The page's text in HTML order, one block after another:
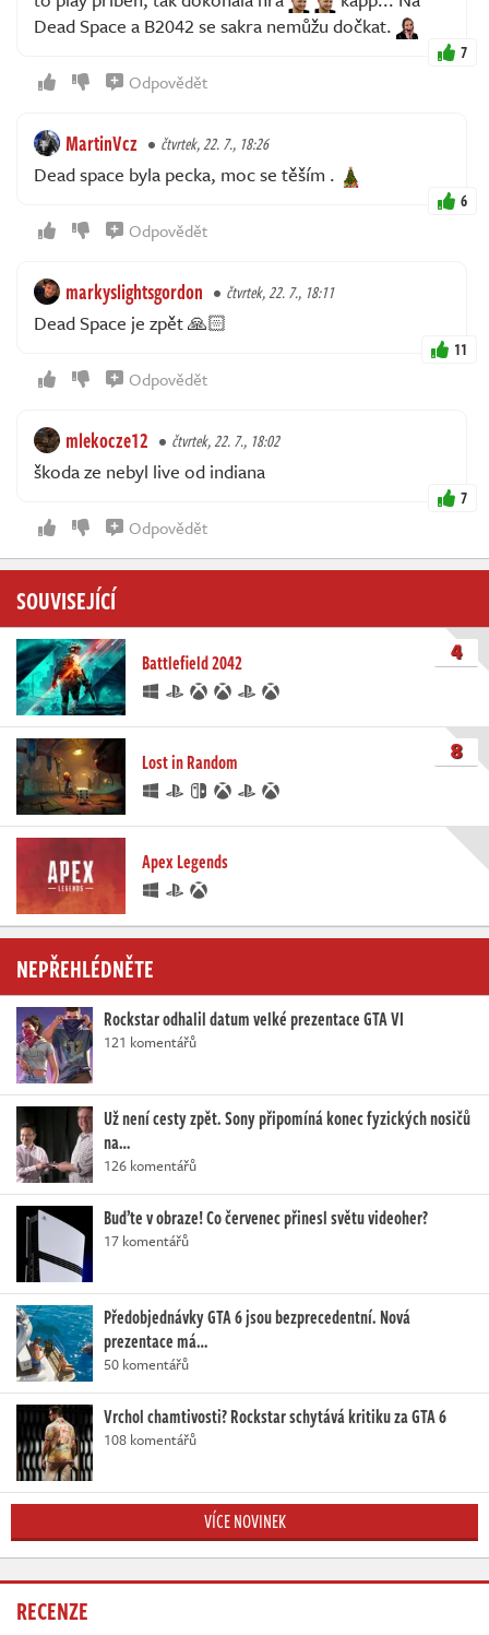
Dead Space a B2042 se sakra nemůžu dočkat.
7
Odpovědět
MartinVcz čtvrtek, 22. 7., 18:26
Dead space byla pecka, moc se těším .
6
Odpovědět
markyslightsgordon čtvrtek, 22. 7., 18:11
Dead Space je zpět 🙏🏻
11
Odpovědět
mlekocze12 čtvrtek, 22. 7., 18:02
škoda ze nebyl live od indiana
7
Odpovědět
SOUVISEJÍCÍ
Battlefield 2042 4
Lost in Random 8
Apex Legends
NEPŘEHLÉDNĚTE
Rockstar odhalil datum velké prezentace GTA VI
121 komentářů
Už není cesty zpět. Sony připomíná konec fyzických nosičů
na…
126 komentářů
Buďte v obraze! Co červenec přinesl světu videoher?
17 komentářů
Předobjednávky GTA 6 jsou bezprecedentní. Nová
prezentace má…
50 komentářů
Vrchol chamtivosti? Rockstar schytává kritiku za GTA 6
108 komentářů
VÍCE NOVINEK
RECENZE